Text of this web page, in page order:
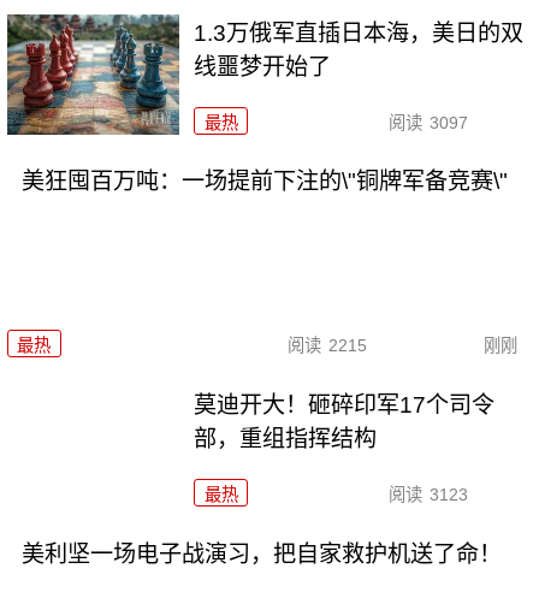
1.3万俄军直插日本海，美日的双
线噩梦开始了
最热 阅读 3097
美狂囤百万吨：一场提前下注的\"铜牌军备竞赛\"
最热 阅读 2215 刚刚
莫迪开大！砸碎印军17个司令
部，重组指挥结构
最热 阅读 3123
美利坚一场电子战演习，把自家救护机送了命！